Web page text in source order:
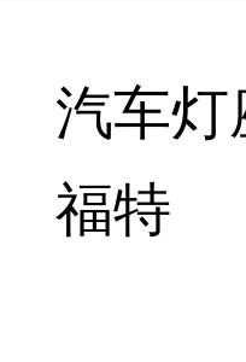
汽车灯
福特